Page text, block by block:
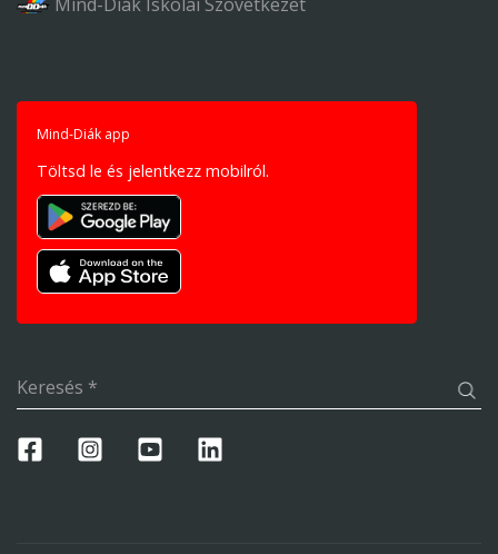
Mind-Diák app
Töltsd le és jelentkezz mobilról.
Keresés *